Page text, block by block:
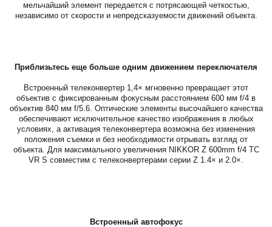
мельчайший элемент передается с потрясающей четкостью,
независимо от скорости и непредсказуемости движений объекта.
Приблизьтесь еще больше одним движением переключателя
Встроенный телеконвертер 1,4× мгновенно превращает этот
объектив с фиксированным фокусным расстоянием 600 мм f/4 в
объектив 840 мм f/5.6. Оптические элементы высочайшего качества
обеспечивают исключительное качество изображения в любых
условиях, а активация телеконвертера возможна без изменения
положения съемки и без необходимости отрывать взгляд от
объекта. Для максимального увеличения NIKKOR Z 600mm f/4 TC
VR S совместим с телеконвертерами серии Z 1.4× и 2.0×.
Встроенный автофокус